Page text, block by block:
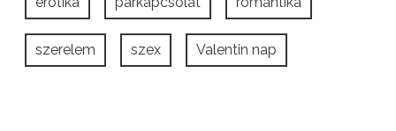
szerelem szex Valentin nap